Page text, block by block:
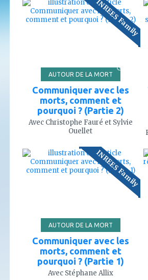
mes
favoris
INREES Family
AUTOUR DE LA MORT
Communiquer avec les
morts, comment et
pourquoi ? (Partie 2)
Avec Christophe Fauré et Sylvie
Ouellet
mes
favoris
INREES Family
AUTOUR DE LA MORT
Communiquer avec les
morts, comment et
pourquoi ? (Partie 1)
Avec Stéphane Allix